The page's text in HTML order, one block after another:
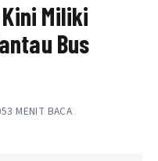
Miliki
Bus
3 MENIT BACA